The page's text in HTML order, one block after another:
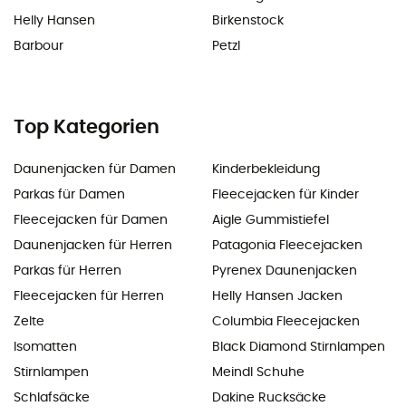
Helly Hansen
Barbour
Birkenstock
Petzl
Top Kategorien
Daunenjacken für Damen
Parkas für Damen
Fleecejacken für Damen
Daunenjacken für Herren
Parkas für Herren
Fleecejacken für Herren
Zelte
Isomatten
Stirnlampen
Schlafsäcke
Kinderbekleidung
Fleecejacken für Kinder
Aigle Gummistiefel
Patagonia Fleecejacken
Pyrenex Daunenjacken
Helly Hansen Jacken
Columbia Fleecejacken
Black Diamond Stirnlampen
Meindl Schuhe
Dakine Rucksäcke